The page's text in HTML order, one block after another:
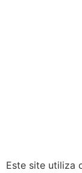
Este site utiliza